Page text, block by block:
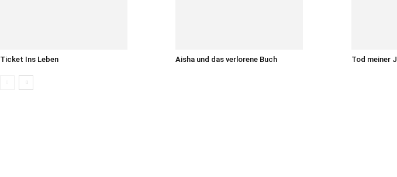
Ticket Ins Leben Aisha und das verlorene Buch Tod meiner